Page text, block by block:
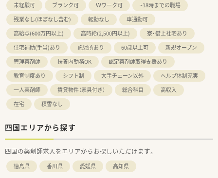
未経験可
ブランク可 Ｗワーク可
~18時までの職場
残業なし(ほぼなし含む)
転勤なし
車通勤可
高給与(600万円以上)
高時給(2,500円以上)
寮・借上社宅あり
住宅補助(手当)あり
託児所あり 60歳以上可
新規オープン
管理薬剤師
扶養内勤務OK
認定薬剤師取得支援あり
教育制度あり
シフト制 大手チェーン以外
ヘルプ体制充実
一人薬剤師
賃貸物件（家具付き） 総合科目
高収入
在宅
積雪なし
四国エリアから探す
四国の薬剤師求人をエリアからお探しいただけます。
徳島県 香川県 愛媛県 高知県